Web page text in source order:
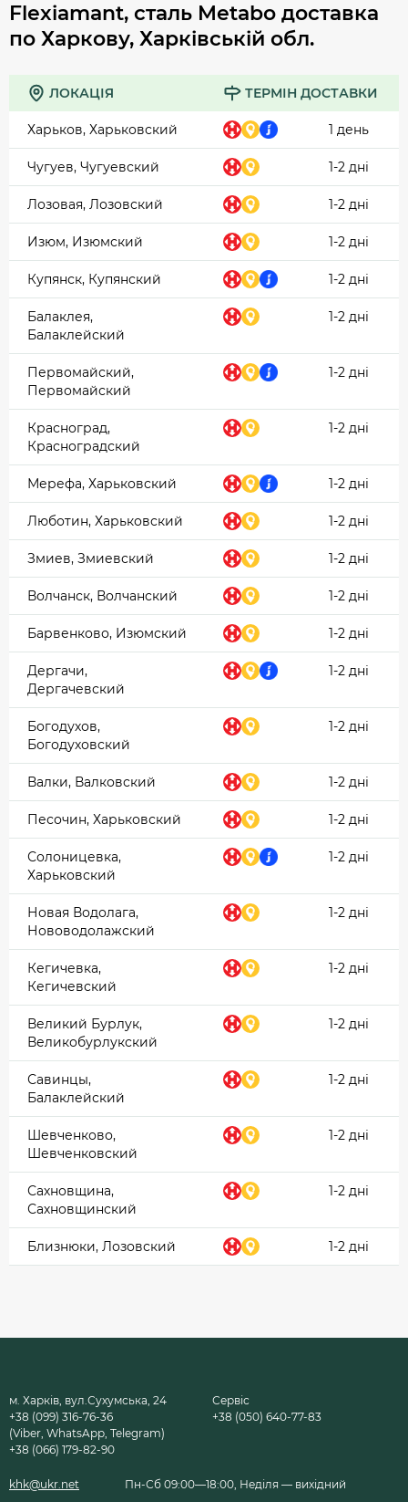
Flexiamant, сталь Metabo доставка
по Харкову, Харківській обл.
ЛОКАЦІЯ ТЕРМІН ДОСТАВКИ
Харьков, Харьковский 1 день
Чугуев, Чугуевский 1-2 дні
Лозовая, Лозовский 1-2 дні
Изюм, Изюмский 1-2 дні
Купянск, Купянский 1-2 дні
Балаклея,
Балаклейский
1-2 дні
Первомайский,
Первомайский
1-2 дні
Красноград,
Красноградский
1-2 дні
Мерефа, Харьковский 1-2 дні
Люботин, Харьковский 1-2 дні
Змиев, Змиевский 1-2 дні
Волчанск, Волчанский 1-2 дні
Барвенково, Изюмский 1-2 дні
Дергачи,
Дергачевский
1-2 дні
Богодухов,
Богодуховский
1-2 дні
Валки, Валковский 1-2 дні
Песочин, Харьковский 1-2 дні
Солоницевка,
Харьковский
1-2 дні
Новая Водолага,
Нововодолажский
1-2 дні
Кегичевка,
Кегичевский
1-2 дні
Великий Бурлук,
Великобурлукский
1-2 дні
Савинцы,
Балаклейский
1-2 дні
Шевченково,
Шевченковский
1-2 дні
Сахновщина,
Сахновщинский
1-2 дні
Близнюки, Лозовский 1-2 дні
м. Харків, вул.Сухумська, 24
+38 (099) 316-76-36
(Viber, WhatsApp, Telegram)
+38 (066) 179-82-90
Сервіс
+38 (050) 640-77-83
khk@ukr.net Пн-Сб 09:00—18:00, Неділя — вихідний